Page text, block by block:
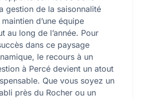
gestion de la saisonnalité
d’une équipe
au long de l’année. Pour
dans ce paysage
le recours à un
à Percé devient un atout
Que vous soyez un
près du Rocher ou un